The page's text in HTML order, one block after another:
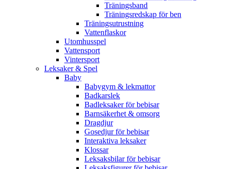
Träningsband
Träningsredskap för ben
Träningsutrustning
Vattenflaskor
Utomhusspel
Vattensport
Vintersport
Leksaker & Spel
Baby
Babygym & lekmattor
Badkarslek
Badleksaker för bebisar
Barnsäkerhet & omsorg
Dragdjur
Gosedjur för bebisar
Interaktiva leksaker
Klossar
Leksaksbilar för bebisar